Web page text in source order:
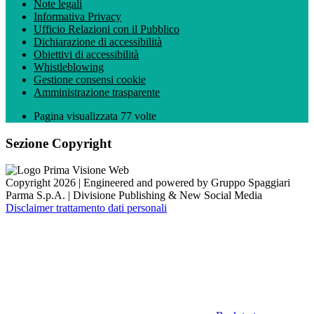
Note legali
Informativa Privacy
Ufficio Relazioni con il Pubblico
Dichiarazione di accessibilità
Obiettivi di accessibilità
Whistleblowing
Gestione consensi cookie
Amministrazione trasparente
Pagina visualizzata 77 volte
Sezione Copyright
Copyright 2026 | Engineered and powered by Gruppo Spaggiari
Parma S.p.A. | Divisione Publishing & New Social Media
Disclaimer trattamento dati personali